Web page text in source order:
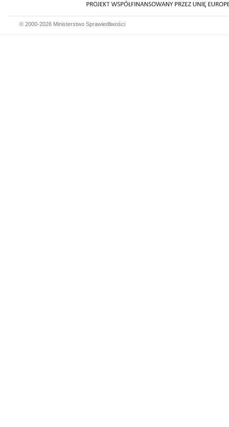
© 2000-2026 Ministerstwo Sprawiedliwości